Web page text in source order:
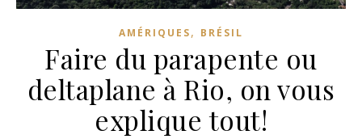
AMÉRIQUES, BRÉSIL
Faire du parapente ou
deltaplane à Rio, on vous
explique tout!